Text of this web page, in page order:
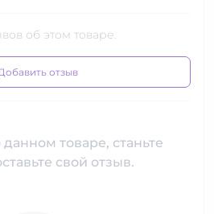
об этом товаре.
отзыв
товаре, станьте
свой отзыв.